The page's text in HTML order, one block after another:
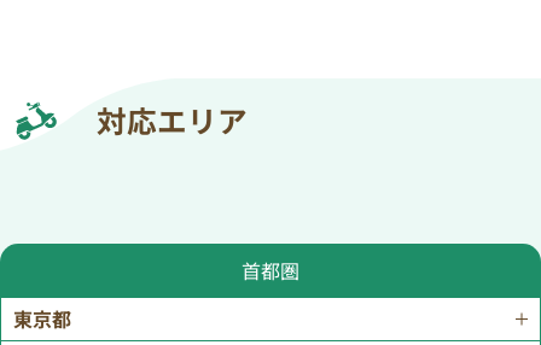
対応エリア
首都圏
東京都